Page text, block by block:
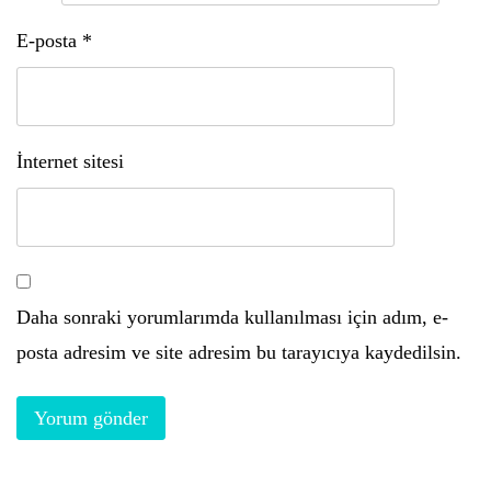
E-posta *
İnternet sitesi
Daha sonraki yorumlarımda kullanılması için adım, e-
posta adresim ve site adresim bu tarayıcıya kaydedilsin.